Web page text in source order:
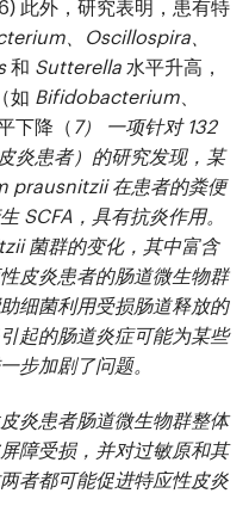
6) 此外，研究表明，患有特
、Oscillospira、
和 Sutterella 水平升高，
如 Bifidobacterium
下降（ 7）
一项针对 132
炎患者）的研究发现，某
prausnitzii在患者的粪便
SCFA，具有抗炎作用。
菌群的变化，其中富含
皮炎患者的肠道微生物群
细菌利用受损肠道释放的
起的肠道炎症可能为某些
步加剧了问题。
炎患者肠道微生物群整体
障受损，并对过敏原和其
者都可能促进特应性皮炎